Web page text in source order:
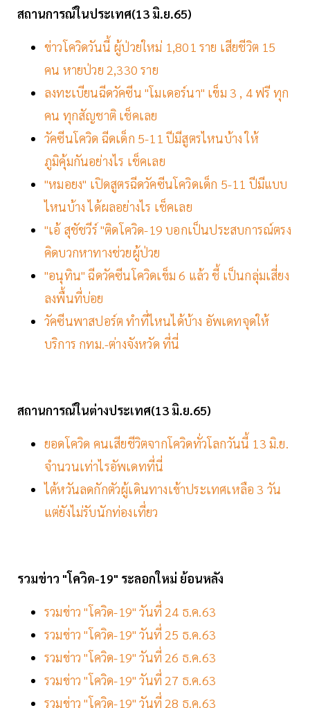
สถานการณ์ในประเทศ(13 มิ.ย.65)
ข่าวโควิดวันนี้ ผู้ป่วยใหม่ 1,801 ราย เสียชีวิต 15
คน หายป่วย 2,330 ราย
ลงทะเบียนฉีดวัคซีน "โมเดอร์นา" เข็ม 3 , 4 ฟรี ทุก
คน ทุกสัญชาติ เช็คเลย
วัคซีนโควิด ฉีดเด็ก 5-11 ปีมีสูตรไหนบ้าง ให้
ภูมิคุ้มกันอย่างไร เช็คเลย
"หมอยง" เปิดสูตรฉีดวัคซีนโควิดเด็ก 5-11 ปีมีแบบ
ไหนบ้าง ได้ผลอย่างไร เช็คเลย
"เอ้ สุชัชวีร์ "ติดโควิด-19 บอกเป็นประสบการณ์ตรง
คิดบวกหาทางช่วยผู้ป่วย
"อนุทิน" ฉีดวัคซีนโควิดเข็ม 6 แล้ว ชี้ เป็นกลุ่มเสี่ยง
ลงพื้นที่บ่อย
วัคซีนพาสปอร์ต ทำที่ไหนได้บ้าง อัพเดทจุดให้
บริการ กทม.-ต่างจังหวัด ที่นี่
สถานการณ์ในต่างประเทศ(13 มิ.ย.65)
ยอดโควิด คนเสียชีวิตจากโควิดทั่วโลกวันนี้ 13 มิ.ย.
จำนวนเท่าไรอัพเดทที่นี่
ไต้หวันลดกักตัวผู้เดินทางเข้าประเทศเหลือ 3 วัน
แต่ยังไม่รับนักท่องเที่ยว
รวมข่าว "โควิด-19" ระลอกใหม่ ย้อนหลัง
รวมข่าว "โควิด-19" วันที่ 24 ธ.ค.63
รวมข่าว "โควิด-19" วันที่ 25 ธ.ค.63
รวมข่าว "โควิด-19" วันที่ 26 ธ.ค.63
รวมข่าว "โควิด-19" วันที่ 27 ธ.ค.63
รวมข่าว "โควิด-19" วันที่ 28 ธ.ค.63